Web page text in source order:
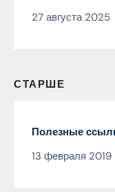
нет)
27 августа 2025
СТАРШЕ
Полезные
13 февраля 2019